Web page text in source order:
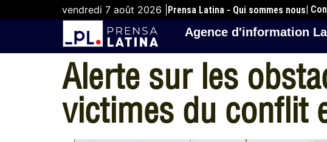
vendredi 7 août 2026 | Prensa Latina - Qui sommes nous|
Agence d'information
Alerte sur les
victimes du conflit